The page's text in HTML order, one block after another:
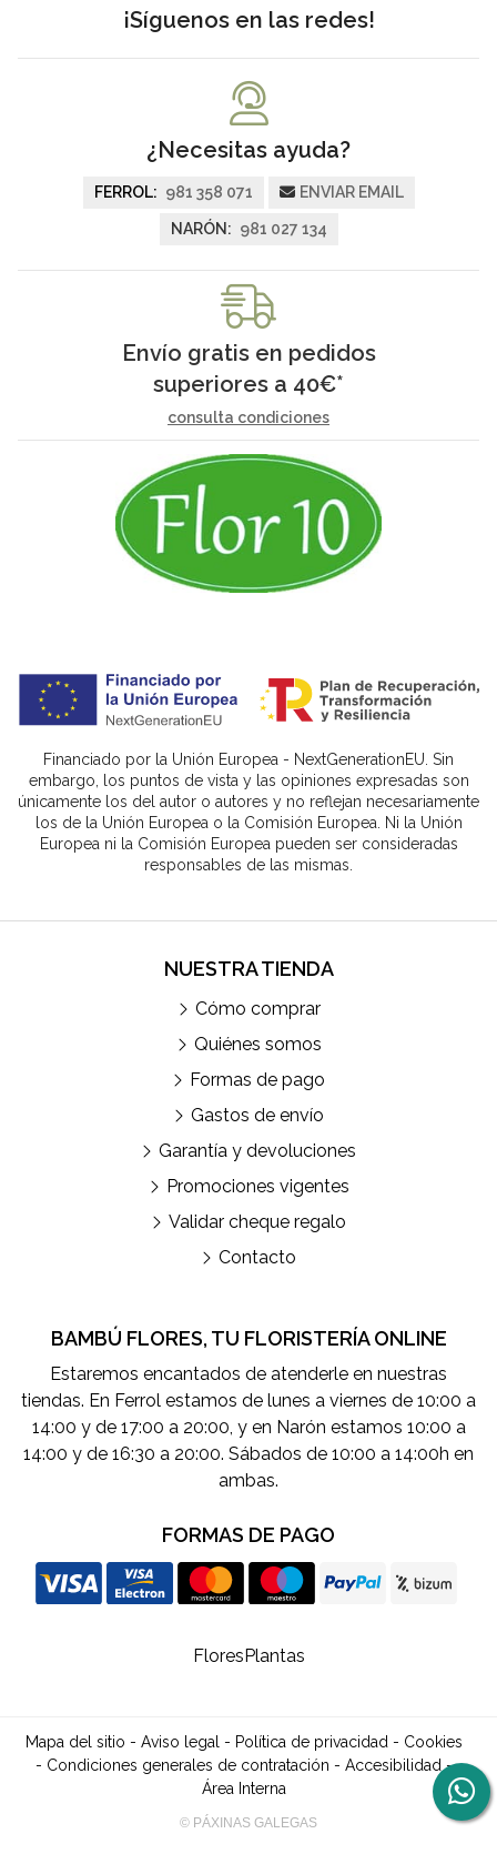
¡Síguenos en las redes!
¿Necesitas ayuda?
FERROL: 981 358 071 ENVIAR EMAIL
NARÓN: 981 027 134
Envío gratis en pedidos
superiores a 40€*
consulta condiciones
Financiado por la Unión Europea - NextGenerationEU. Sin
embargo, los puntos de vista y las opiniones expresadas son
únicamente los del autor o autores y no reflejan necesariamente
los de la Unión Europea o la Comisión Europea. Ni la Unión
Europea ni la Comisión Europea pueden ser consideradas
responsables de las mismas.
BAMBÚ FLORES, TU FLORISTERÍA ONLINE
Estaremos encantados de atenderle en nuestras
tiendas. En Ferrol estamos de lunes a viernes de 10:00 a
14:00 y de 17:00 a 20:00, y en Narón estamos 10:00 a
14:00 y de 16:30 a 20:00. Sábados de 10:00 a 14:00h en
ambas.
FORMAS DE PAGO
NUESTRA TIENDA
Cómo comprar
Quiénes somos
Formas de pago
Gastos de envío
Garantía y devoluciones
Promociones vigentes
Validar cheque regalo
Contacto
FloresPlantas
Mapa del sitio - Aviso legal - Política de privacidad - Cookies
- Condiciones generales de contratación - Accesibilidad -
Área Interna
© PÁXINAS GALEGAS